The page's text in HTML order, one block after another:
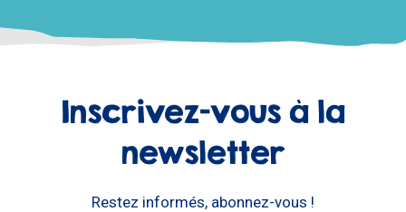
Inscrivez-vous à la
newsletter
Restez informés, abonnez-vous !